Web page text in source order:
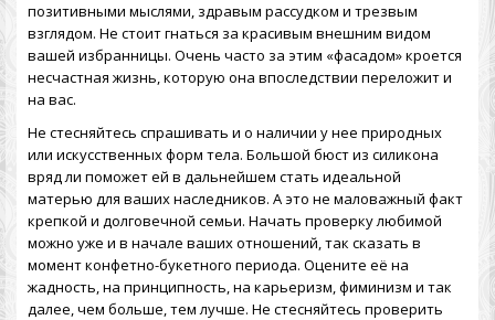
позитивными мыслями, здравым рассудком и трезвым
взглядом. Не стоит гнаться за красивым внешним видом
вашей избранницы. Очень часто за этим «фасадом» кроется
несчастная жизнь, которую она впоследствии переложит и
на вас.
Не стесняйтесь спрашивать и о наличии у нее природных
или искусственных форм тела. Большой бюст из силикона
вряд ли поможет ей в дальнейшем стать идеальной
матерью для ваших наследников. А это не маловажный факт
крепкой и долговечной семьи. Начать проверку любимой
можно уже и в начале ваших отношений, так сказать в
момент конфетно-букетного периода. Оцените её на
жадность, на принципность, на карьеризм, фиминизм и так
далее, чем больше, тем лучше. Не стесняйтесь проверить